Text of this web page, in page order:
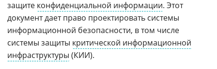
защите конфиденциальной информации. Этот
документ дает право проектировать системы
информационной безопасности, в том числе
системы защиты критической информационной
инфраструктуры (КИИ).